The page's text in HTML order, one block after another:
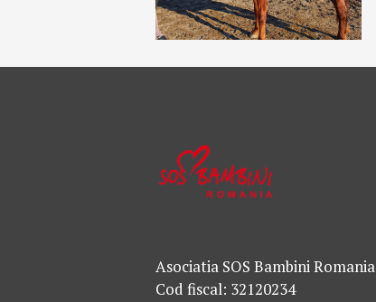
Asociatia SOS Bambini Romania
Cod fiscal: 32120234